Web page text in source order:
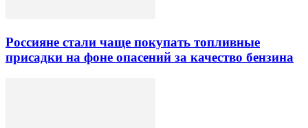
Россияне стали чаще покупать топливные
присадки на фоне опасений за качество бензина